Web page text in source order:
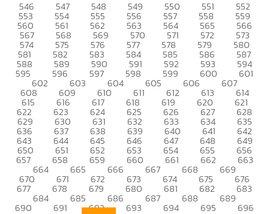
546 547 548 549 550 551 552
553 554 555 556 557 558 559
560 561 562 563 564 565 566
567 568 569 570 571 572 573
574 575 576 577 578 579 580
581 582 583 584 585 586 587
588 589 590 591 592 593 594
595 596 597 598 599 600 601
602 603 604 605 606 607
608 609 610 611 612 613 614
615 616 617 618 619 620 621
622 623 624 625 626 627 628
629 630 631 632 633 634 635
636 637 638 639 640 641 642
643 644 645 646 647 648 649
650 651 652 653 654 655 656
657 658 659 660 661 662 663
664 665 666 667 668 669
670 671 672 673 674 675 676
677 678 679 680 681 682 683
684 685 686 687 688 689
690 691 692 693 694 695 696